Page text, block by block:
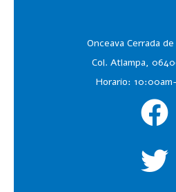
Onceava Cerrada
Col. Atlampa,
Horario: